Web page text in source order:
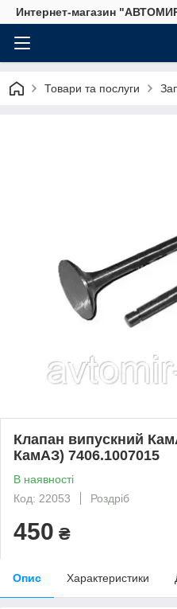
Интернет-магазин
Товари та послуги
Клапан випускний
КамАЗ) 7406.1007015
В наявності
Код: 22053
Роздріб
450 ₴
Опис Характеристики